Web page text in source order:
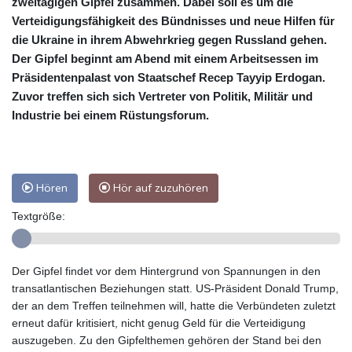
Verteidigungsfähigkeit des Bündnisses und neue Hilfen für
die Ukraine in ihrem Abwehrkrieg gegen Russland gehen.
Der Gipfel beginnt am Abend mit einem Arbeitsessen im
Präsidentenpalast von Staatschef Recep Tayyip Erdogan.
Zuvor treffen sich sich Vertreter von Politik, Militär und
Industrie bei einem Rüstungsforum.
Hören Hör auf zuzuhören
Textgröße:
Der Gipfel findet vor dem Hintergrund von Spannungen in den
transatlantischen Beziehungen statt. US-Präsident Donald Trump,
der an dem Treffen teilnehmen will, hatte die Verbündeten zuletzt
erneut dafür kritisiert, nicht genug Geld für die Verteidigung
auszugeben. Zu den Gipfelthemen gehören der Stand bei den